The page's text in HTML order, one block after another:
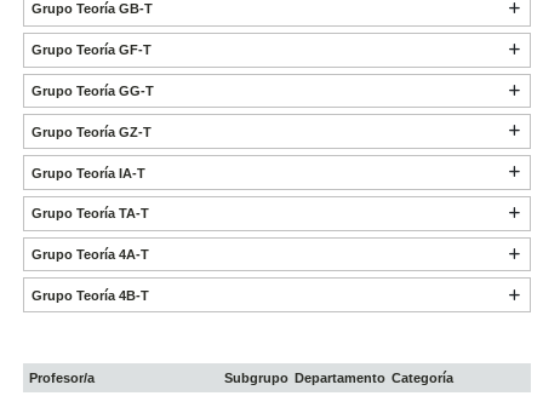
Grupo Teoría GB-T
Grupo Teoría GF-T
Grupo Teoría GG-T
Grupo Teoría GZ-T
Grupo Teoría IA-T
Grupo Teoría TA-T
Grupo Teoría 4A-T
Grupo Teoría 4B-T
Profesor/a Subgrupo Departamento Categoría